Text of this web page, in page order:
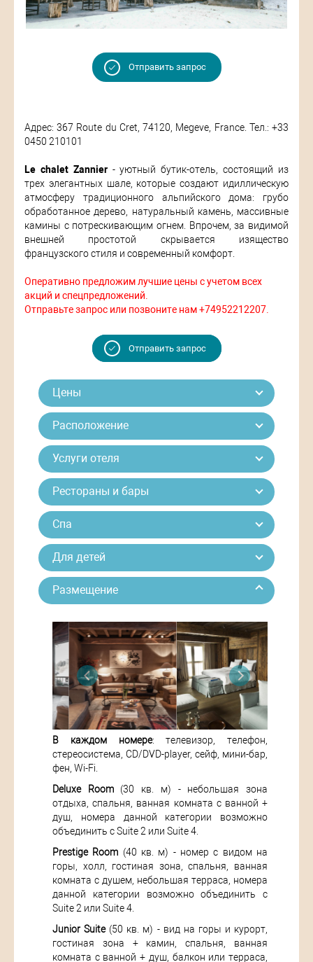
Отправить запрос
Адрес: 367 Route du Cret, 74120, Megeve, France. Тел.: +33
0450 210101
Le chalet Zannier- уютный бутик-отель, состоящий из
трех элегантных шале, которые создают идиллическую
атмосферу традиционного альпийского дома: грубо
обработанное дерево, натуральный камень, массивные
камины с потрескивающим огнем. Впрочем, за видимой
внешней простотой скрывается изящество
французского стиля и современный комфорт.
Оперативно предложим лучшие цены с учетом всех
акций и спецпредложений.
Отправьте запрос или позвоните нам +74952212207.
Отправить запрос
Цены
Расположение
Услуги отеля
Рестораны и бары
Спа
Для детей
Размещение
В каждом номере: телевизор, телефон,
стереосистема, CD/DVD-player, сейф, мини-бар,
фен, Wi-Fi.
Deluxe Room(30 кв. м) - небольшая зона
отдыха, спальня, ванная комната с ванной +
душ, номера данной категории возможно
объединить с Suite 2 или Suite 4.
Prestige Room (40 кв. м) - номер с видом на
горы, холл, гостиная зона, спальня, ванная
комната с душем, небольшая терраса, номера
данной категории возможно объединить с
Suite 2 или Suite 4.
Junior Suite(50 кв. м) - вид на горы и курорт,
гостиная зона + камин, спальня, ванная
комната с ванной + душ, балкон или терраса,